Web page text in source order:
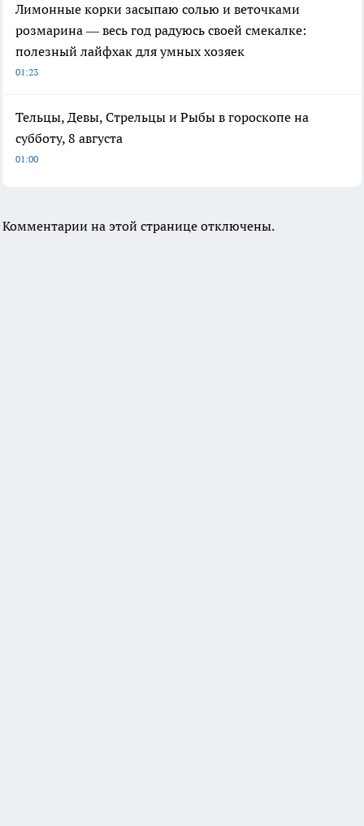
Лимонные корки засыпаю солью и веточками
розмарина — весь год радуюсь своей смекалке:
полезный лайфхак для умных хозяек
01:23
Тельцы, Девы, Стрельцы и Рыбы в гороскопе на
субботу, 8 августа
01:00
Комментарии на этой странице отключены.